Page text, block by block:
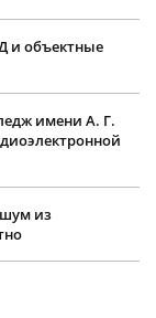
и объектные
имени А. Г.
из